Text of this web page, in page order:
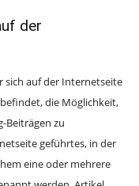
der
sich auf der Internetseite
die Möglichkeit,
Beiträgen zu
geführtes, in der
eine oder mehrere